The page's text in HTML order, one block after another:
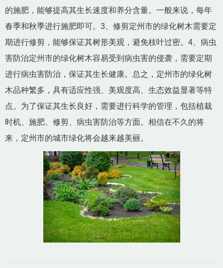
的施肥，能够提高其生长速度和养分含量。一般来说，每年
春季和秋季进行施肥即可。3、修剪定州市的绿化树木需要定
期进行修剪，能够保证其树形美观，避免枝叶过密。4、病虫
害防治定州市的绿化树木容易受到病虫害的侵袭，需要定期
进行病虫害防治，保证其生长健康。总之，定州市的绿化树
木品种繁多，具有适应性强、美观度高、生态效益显著等特
点。为了保证其生长良好，需要进行科学的管理，包括植栽
时机、施肥、修剪、病虫害防治等方面。相信在不久的将
来，定州市的城市绿化将会越来越美丽。